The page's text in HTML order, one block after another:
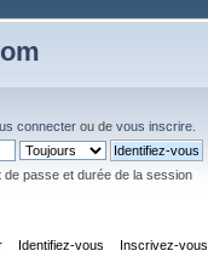
connecter ou devous inscrire
passe et durée de la session
Identifiez-vous Inscrivez-vous